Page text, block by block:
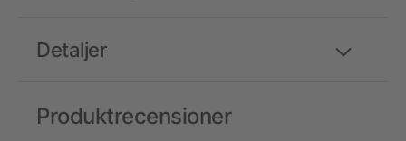
Detaljer
Produktrecensioner